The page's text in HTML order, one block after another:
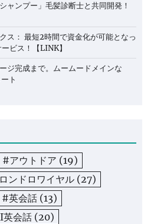
ャンプー」毛髪診断士と共同開発！
ス： 最短2時間で資金化が可能となっ
ビス！【LINK】
ジ完成まで。ムームードメインな
ト
#アウトドア (19)
ンドロワイヤル (27)
#英会話 (13)
英会話 (20)